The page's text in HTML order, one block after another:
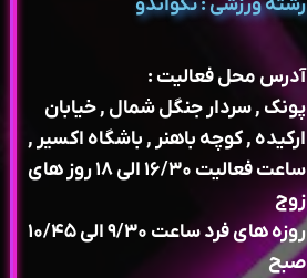
آدرس محل فعالیت :
پونک , سردار جنگل شمال , خیابان
ارکیده , کوچه باهنر , باشگاه اکسیر ,
ساعت فعالیت ۱۶/۳۰ الی ۱۸ روز های
زوج
روزه های فرد ساعت ۹/۳۰ الی ۱۰/۴۵
صبح